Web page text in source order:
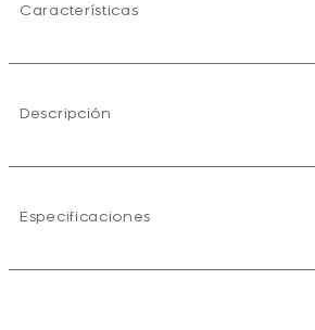
Características
Descripción
Especificaciones